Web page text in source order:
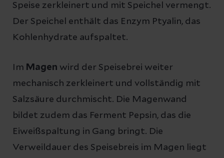
Speise zerkleinert und mit Speichel vermengt.
Der Speichel enthält das Enzym Ptyalin, das
Kohlenhydrate aufspaltet.
Im Magen wird der Speisebrei weiter
mechanisch zerkleinert und vollständig mit
Salzsäure durchmischt. Die Magenwand
bildet zudem das Ferment Pepsin, das die
Eiweißspaltung in Gang bringt. Die
Verweildauer des Speisebreis im Magen liegt